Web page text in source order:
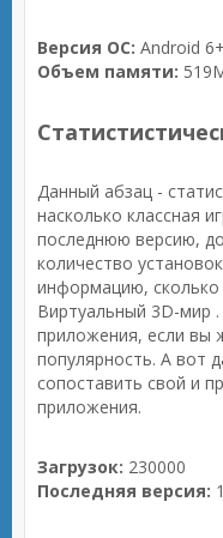
Версия ОС: Android 6+
Объем памяти:
Данный абзац -
насколько классная
последнюю версию,
количество
информацию, сколько
Виртуальный 3D-мир
приложения, если вы
популярность. А вот
сопоставить свой и
приложения.
Загрузок: 230000
Последняя версия: